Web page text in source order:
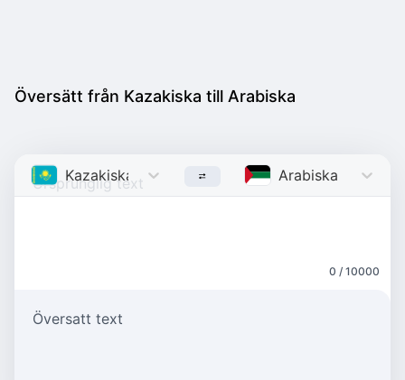
Översätt från Kazakiska till Arabiska
Kazakiska Kazakh Arabiska Arabic
0 / 10000
Översatt text